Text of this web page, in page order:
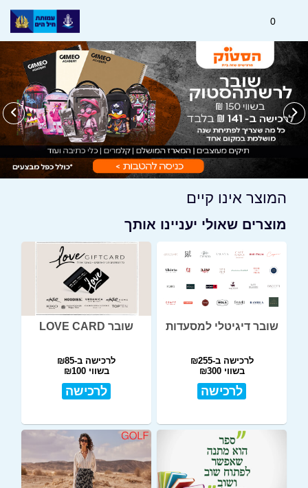
0
המוצר אינו קיים
מוצרים שאולי יעניינו אותך
שובר דיגיטלי למסעדות
לרכישה ב-₪255
בשווי ₪300
לרכישה
שובר LOVE CARD
לרכישה ב-₪85
בשווי ₪100
לרכישה